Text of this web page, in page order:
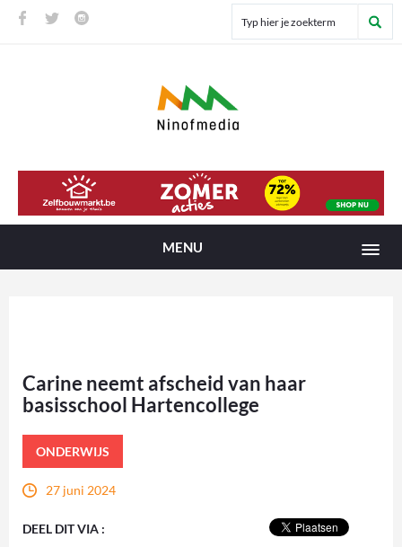
MENU
Carine neemt afscheid van haar
basisschool Hartencollege
ONDERWIJS
27 juni 2024
DEEL DIT VIA :